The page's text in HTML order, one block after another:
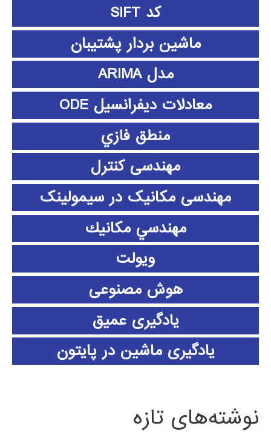
کد SIFT
ماشین بردار پشتیبان
مدل ARIMA
معادلات دیفرانسیل ODE
منطق فازي
مهندسی کنترل
مهندسی مکانیک در سیمولینک
مهندسي مكانيك
ویولت
هوش مصنوعی
یادگیری عمیق
یادگیری ماشین در پایتون
نوشته‌های تازه